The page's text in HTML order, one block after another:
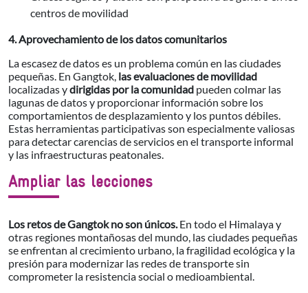
centros de movilidad
4. Aprovechamiento de los datos comunitarios
La escasez de datos es un problema común en las ciudades
pequeñas. En Gangtok, las evaluaciones de movilidad
localizadas ydirigidas por la comunidad pueden colmar las
lagunas de datos y proporcionar información sobre los
comportamientos de desplazamiento y los puntos débiles.
Estas herramientas participativas son especialmente valiosas
para detectar carencias de servicios en el transporte informal
y las infraestructuras peatonales.
Ampliar las lecciones
Los retos de Gangtok no son únicos.En todo el Himalaya y
otras regiones montañosas del mundo, las ciudades pequeñas
se enfrentan al crecimiento urbano, la fragilidad ecológica y la
presión para modernizar las redes de transporte sin
comprometer la resistencia social o medioambiental.